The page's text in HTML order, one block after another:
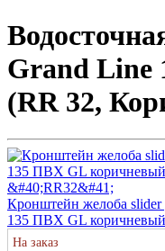
Grand Line
(RR 32,
Кронштейн желоба slider
135 ПВХ GL
На заказ